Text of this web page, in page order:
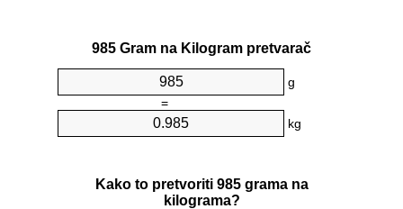
985 Gram na Kilogram pretvarač
g
=
kg
Kako to pretvoriti 985 grama na
kilograma?